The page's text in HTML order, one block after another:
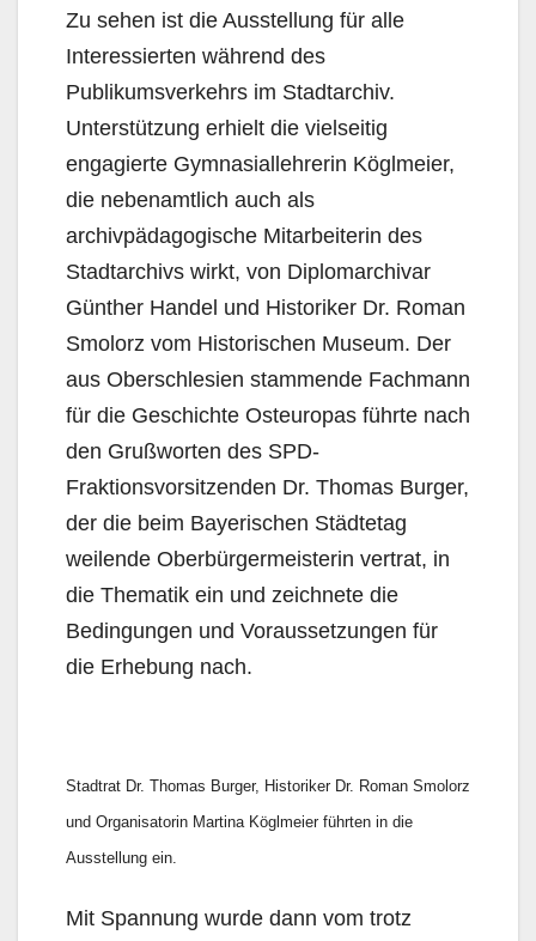
Zu sehen ist die Ausstellung für alle
Interessierten während des
Publikumsverkehrs im Stadtarchiv.
Unterstützung erhielt die vielseitig
engagierte Gymnasiallehrerin Köglmeier,
die nebenamtlich auch als
archivpädagogische Mitarbeiterin des
Stadtarchivs wirkt, von Diplomarchivar
Günther Handel und Historiker Dr. Roman
Smolorz vom Historischen Museum. Der
aus Oberschlesien stammende Fachmann
für die Geschichte Osteuropas führte nach
den Grußworten des SPD-
Fraktionsvorsitzenden Dr. Thomas Burger,
der die beim Bayerischen Städtetag
weilende Oberbürgermeisterin vertrat, in
die Thematik ein und zeichnete die
Bedingungen und Voraussetzungen für
die Erhebung nach.
Stadtrat Dr. Thomas Burger, Historiker Dr. Roman Smolorz
und Organisatorin Martina Köglmeier führten in die
Ausstellung ein.
Mit Spannung wurde dann vom trotz